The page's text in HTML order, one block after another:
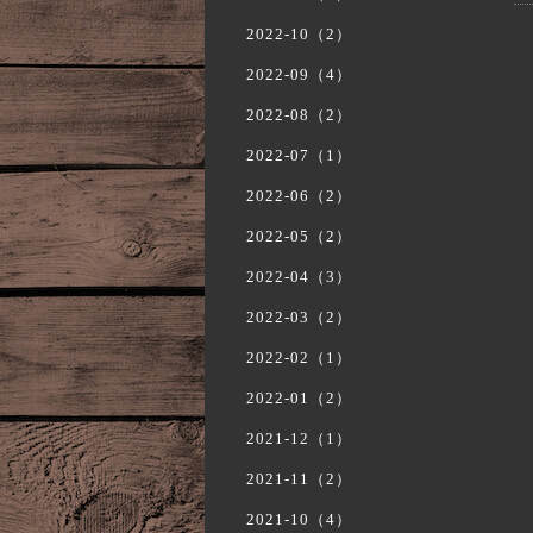
2022-10（2）
2022-09（4）
2022-08（2）
2022-07（1）
2022-06（2）
2022-05（2）
2022-04（3）
2022-03（2）
2022-02（1）
2022-01（2）
2021-12（1）
2021-11（2）
2021-10（4）